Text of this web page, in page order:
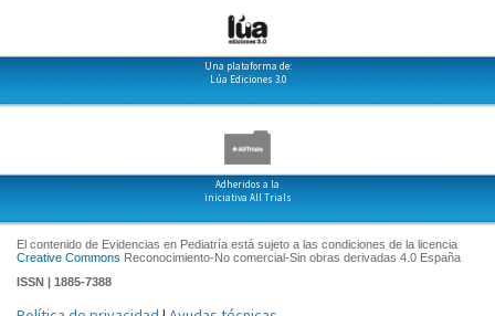
Una plataforma de:
Lúa Ediciones 3.0
Adheridos a la
iniciativa All Trials
El contenido de Evidencias en Pediatría está sujeto a las condiciones de la licencia
Creative Commons Reconocimiento-No comercial-Sin obras derivadas 4.0 España
ISSN | 1885-7388